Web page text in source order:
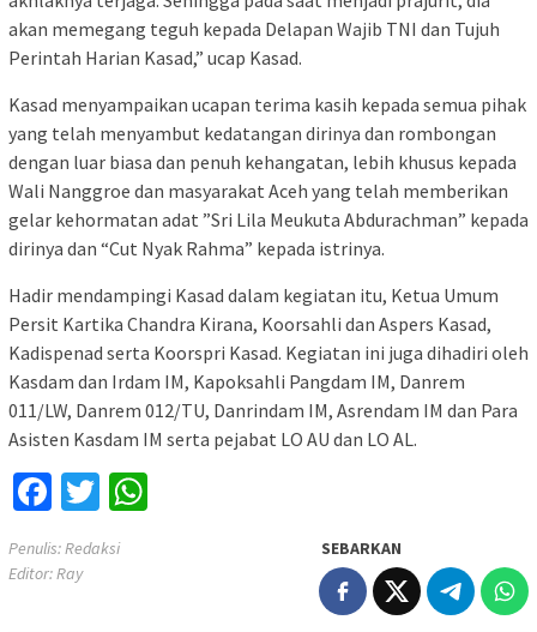
akan memegang teguh kepada Delapan Wajib TNI dan Tujuh
Perintah Harian Kasad,” ucap Kasad.
Kasad menyampaikan ucapan terima kasih kepada semua pihak
yang telah menyambut kedatangan dirinya dan rombongan
dengan luar biasa dan penuh kehangatan, lebih khusus kepada
Wali Nanggroe dan masyarakat Aceh yang telah memberikan
gelar kehormatan adat ”Sri Lila Meukuta Abdurachman” kepada
dirinya dan “Cut Nyak Rahma” kepada istrinya.
Hadir mendampingi Kasad dalam kegiatan itu, Ketua Umum
Persit Kartika Chandra Kirana, Koorsahli dan Aspers Kasad,
Kadispenad serta Koorspri Kasad. Kegiatan ini juga dihadiri oleh
Kasdam dan Irdam IM, Kapoksahli Pangdam IM, Danrem
011/LW, Danrem 012/TU, Danrindam IM, Asrendam IM dan Para
Asisten Kasdam IM serta pejabat LO AU dan LO AL.
Facebook
Twitter
Penulis: Redaksi
Editor: Ray
SEBARKAN